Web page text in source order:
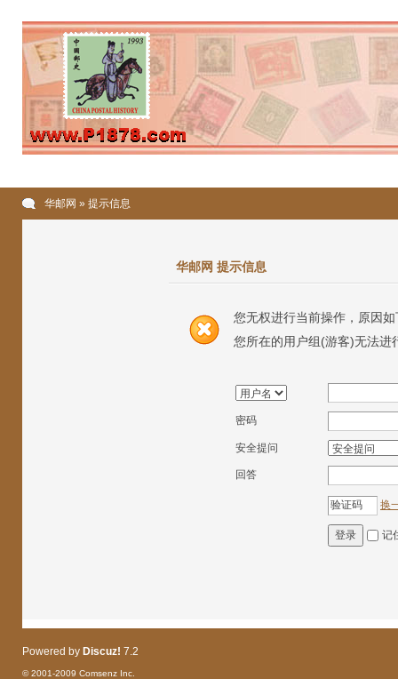
华邮网 » 提示信息
华邮网 提示信息
您无权进行当前操作，原因如
您所在的用户组(游客)无法进
密码
安全提问
回答
换
登录 记
Powered by Discuz! 7.2
© 2001-2009 Comsenz Inc.